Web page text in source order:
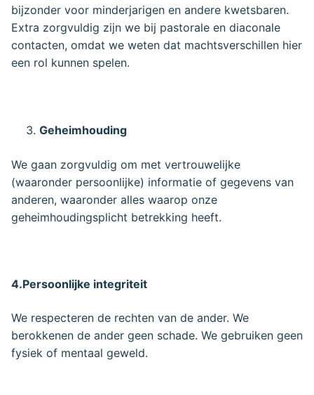
bijzonder voor minderjarigen en andere kwetsbaren.
Extra zorgvuldig zijn we bij pastorale en diaconale
contacten, omdat we weten dat machtsverschillen hier
een rol kunnen spelen.
Geheimhouding
We gaan zorgvuldig om met vertrouwelijke
(waaronder persoonlijke) informatie of gegevens van
anderen, waaronder alles waarop onze
geheimhoudingsplicht betrekking heeft.
4.Persoonlijke integriteit
We respecteren de rechten van de ander. We
berokkenen de ander geen schade. We gebruiken geen
fysiek of mentaal geweld.